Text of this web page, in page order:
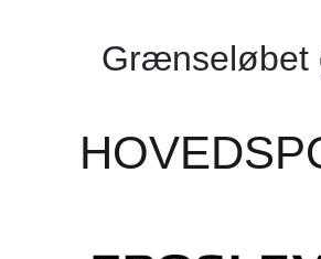
Grænseløbet